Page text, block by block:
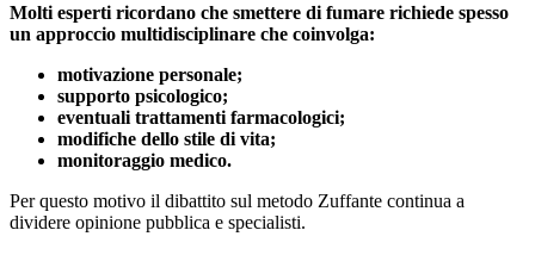
Molti esperti ricordano che smettere di fumare richiede spesso
un approccio multidisciplinare che coinvolga:
motivazione personale;
supporto psicologico;
eventuali trattamenti farmacologici;
modifiche dello stile di vita;
monitoraggio medico.
Per questo motivo il dibattito sul metodo Zuffante continua a
dividere opinione pubblica e specialisti.